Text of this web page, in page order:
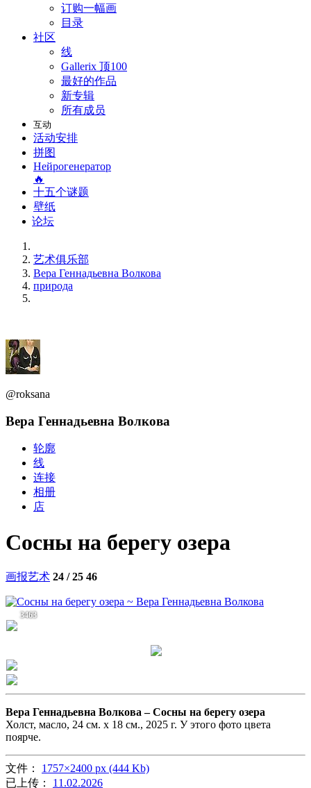
订购一幅画
目录
社区
线
Gallerix 顶100
最好的作品
新专辑
所有成员
互动
活动安排
拼图
Нейрогенератор
🔥
十五个谜题
壁纸
论坛
艺术俱乐部
Вера Геннадьевна Волкова
природа
@roksana
Вера Геннадьевна Волкова
轮廓
线
连接
相册
店
Сосны на берегу озера
画报艺术 24 / 25 46
3463
Вера Геннадьевна Волкова –Сосны на берегу озера
Холст, масло, 24 см. х 18 см., 2025 г. У этого фото цвета
поярче.
文件： 1757×2400 px (444 Kb)
已上传： 11.02.2026